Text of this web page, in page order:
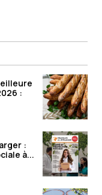
:
:
à...